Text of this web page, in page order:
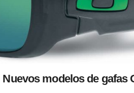
Nuevos modelos de gafas